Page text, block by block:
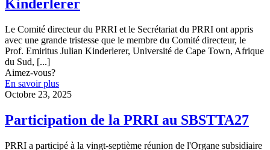
Kinderlerer
Le Comité directeur du PRRI et le Secrétariat du PRRI ont appris
avec une grande tristesse que le membre du Comité directeur, le
Prof. Emiritus Julian Kinderlerer, Université de Cape Town, Afrique
du Sud, [...]
Aimez-vous?
En savoir plus
Octobre 23, 2025
Participation de la PRRI au SBSTTA27
PRRI a participé à la vingt-septième réunion de l'Organe subsidiaire